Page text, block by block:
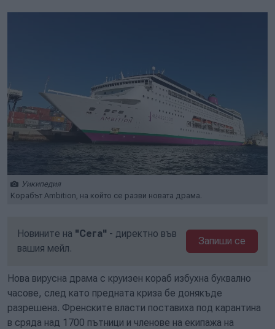
Уикипедия
Корабът Ambition, на който се разви новата драма.
Новините на "Сега" - директно във
вашия мейл.
Запиши се
Нова вирусна драма с круизен кораб избухна буквално
часове, след като предната криза бе донякъде
разрешена. Френските власти поставиха под карантина
в сряда над 1700 пътници и членове на екипажа на